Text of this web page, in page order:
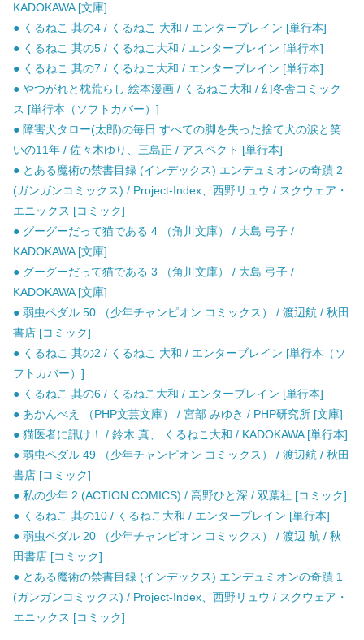
KADOKAWA [文庫]
● くるねこ 其の4 / くるねこ 大和 / エンターブレイン [単行本]
● くるねこ 其の5 / くるねこ大和 / エンターブレイン [単行本]
● くるねこ 其の7 / くるねこ大和 / エンターブレイン [単行本]
● やつがれと枕荒らし 絵本漫画 / くるねこ大和 / 幻冬舎コミック
ス [単行本（ソフトカバー）]
● 障害犬タロー(太郎)の毎日 すべての脚を失った捨て犬の涙と笑
いの11年 / 佐々木ゆり、三島正 / アスペクト [単行本]
● とある魔術の禁書目録 (インデックス) エンデュミオンの奇蹟 2
(ガンガンコミックス) / Project-Index、西野リュウ / スクウェア・
エニックス [コミック]
● グーグーだって猫である 4 （角川文庫） / 大島 弓子 /
KADOKAWA [文庫]
● グーグーだって猫である 3 （角川文庫） / 大島 弓子 /
KADOKAWA [文庫]
● 弱虫ペダル 50 （少年チャンピオン コミックス） / 渡辺航 / 秋田
書店 [コミック]
● くるねこ 其の2 / くるねこ 大和 / エンターブレイン [単行本（ソ
フトカバー）]
● くるねこ 其の6 / くるねこ大和 / エンターブレイン [単行本]
● あかんべえ （PHP文芸文庫） / 宮部 みゆき / PHP研究所 [文庫]
● 猫医者に訊け！ / 鈴木 真、 くるねこ大和 / KADOKAWA [単行本]
● 弱虫ペダル 49 （少年チャンピオン コミックス） / 渡辺航 / 秋田
書店 [コミック]
● 私の少年 2 (ACTION COMICS) / 高野ひと深 / 双葉社 [コミック]
● くるねこ 其の10 / くるねこ大和 / エンターブレイン [単行本]
● 弱虫ペダル 20 （少年チャンピオン コミックス） / 渡辺 航 / 秋
田書店 [コミック]
● とある魔術の禁書目録 (インデックス) エンデュミオンの奇蹟 1
(ガンガンコミックス) / Project-Index、西野リュウ / スクウェア・
エニックス [コミック]